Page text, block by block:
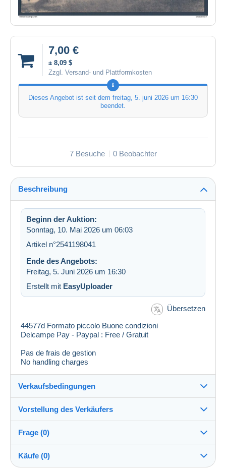
7,00 €
± 8,09 $
Zzgl. Versand- und Plattformkosten
Dieses Angebot ist seit dem freitag, 5. juni 2026 um 16:30
beendet.
7 Besuche 0 Beobachter
Beschreibung
Beginn der Auktion:
Sonntag, 10. Mai 2026 um 06:03
Artikel n°2541198041
Ende des Angebots:
Freitag, 5. Juni 2026 um 16:30
Erstellt mit EasyUploader
Übersetzen
44577d Formato piccolo Buone condizioni
Delcampe Pay - Paypal : Free / Gratuit
Pas de frais de gestion
No handling charges
Verkaufsbedingungen
Versand nach:
Die Liste der Länder einsehen
Versand:
Vorkasse
Vorstellung des Verkäufers
theodore14100%(40991x)
PRO
Frage (0)
Käufe (0)